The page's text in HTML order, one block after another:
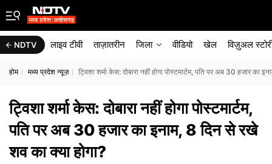
NDTV लाइव टीवी ताज़ातरीन जिला वीडियो खेल विज़ुअल
होम मध्य प्रदेश न्यूज़ ट्विशा शर्मा केस: दोबारा नहीं होगा पोस्टमार्टम, पत‍ि पर अब 30 हजार का
ट्विशा शर्मा केस: दोबारा नहीं होगा पोस्टमार्टम,
पत‍ि पर अब 30 हजार का इनाम, 8 द‍िन से रखे
शव का क्‍या होगा?